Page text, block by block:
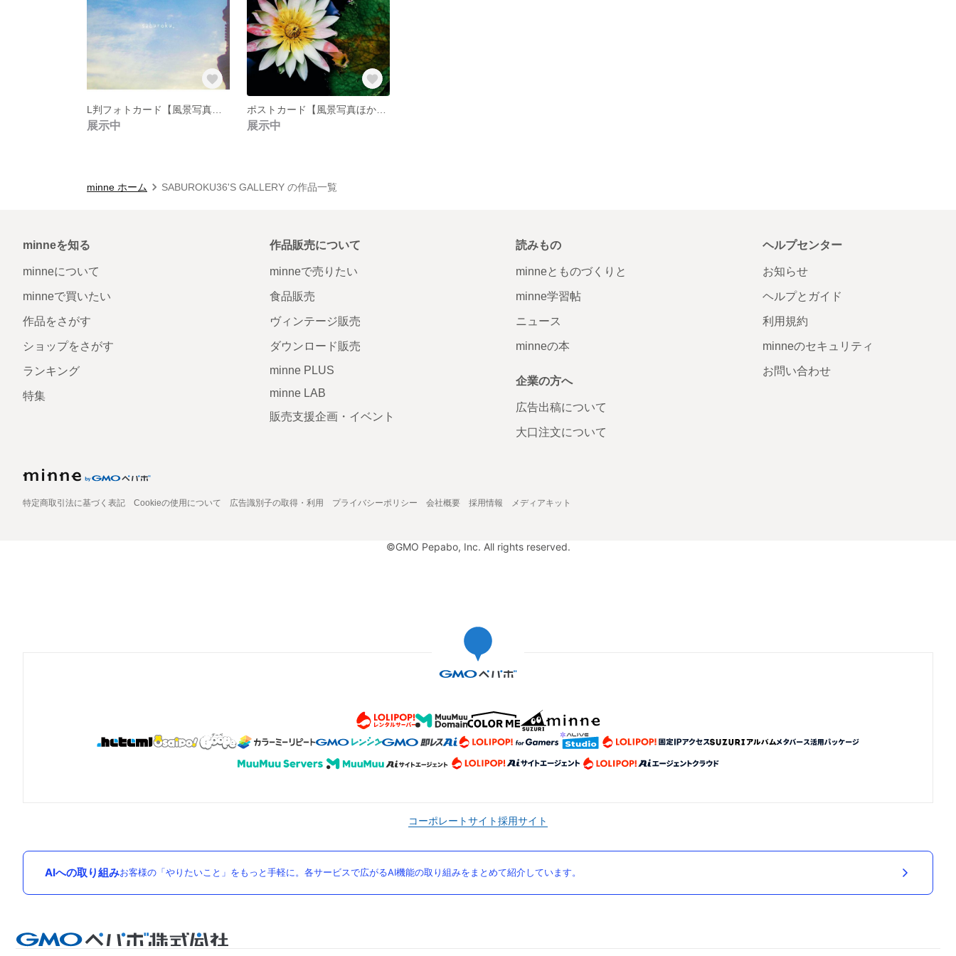
展示中
ポストカード【風景写真ほか】4枚セット※送料込
展示中
minne ホーム SABUROKU36'S GALLERY の作品一覧
minneを知る
minneについて
minneで買いたい
作品をさがす
ショップをさがす
ランキング
特集
作品販売について
minneで売りたい
食品販売
ヴィンテージ販売
ダウンロード販売
minne PLUS
minne LAB
販売支援企画・イベント
読みもの
minneとものづくりと
minne学習帖
ニュース
minneの本
企業の方へ
広告出稿について
大口注文について
ヘルプセンター
お知らせ
ヘルプとガイド
利用規約
minneのセキュリティ
お問い合わせ
特定商取引法に基づく表記 Cookieの使用について 広告識別子の取得・利用 プライバシーポリシー 会社概要 採用情報 メディアキット
©GMO Pepabo, Inc. All rights reserved.
コーポレートサイト採用サイト
AIへの取り組みお客様の「やりたいこと」をもっと手軽に。各サービスで広がるAI機能の取り組みをまとめて紹介しています。